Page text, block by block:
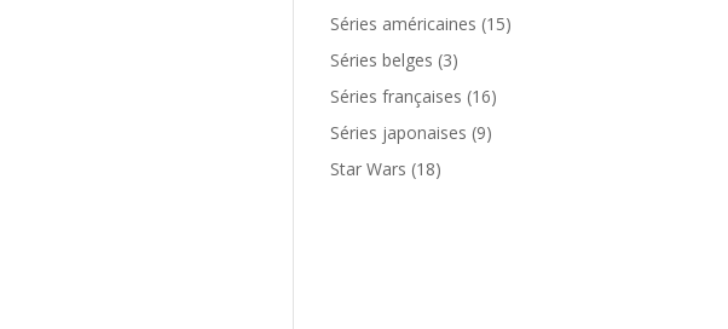
produits
Séries américaines 1515
Séries belges 33
produits
Séries françaises 1616
Séries japonaises 99
Star Wars 1818